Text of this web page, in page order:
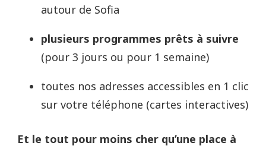
autour de Sofia
plusieurs programmes prêts à suivre
(pour 3 jours ou pour 1 semaine)
toutes nos adresses accessibles en 1 clic
sur votre téléphone (cartes interactives)
Et le tout pour moins cher qu’une place à